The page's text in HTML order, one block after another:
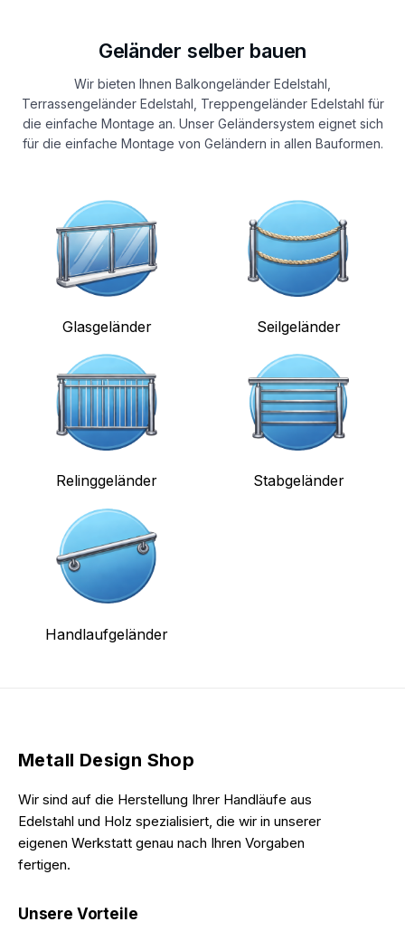
Geländer selber bauen
Wir bieten Ihnen Balkongeländer Edelstahl,
Terrassengeländer Edelstahl, Treppengeländer Edelstahl für
die einfache Montage an. Unser Geländersystem eignet sich
für die einfache Montage von Geländern in allen Bauformen.
Glasgeländer Seilgeländer
Relinggeländer Stabgeländer
Handlaufgeländer
Metall Design Shop
Wir sind auf die Herstellung Ihrer Handläufe aus
Edelstahl und Holz spezialisiert, die wir in unserer
eigenen Werkstatt genau nach Ihren Vorgaben
fertigen.
Unsere Vorteile